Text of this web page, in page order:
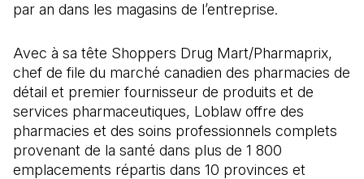
par an dans les magasins de l’entreprise.
Avec à sa tête Shoppers Drug Mart/Pharmaprix,
chef de file du marché canadien des pharmacies de
détail et premier fournisseur de produits et de
services pharmaceutiques, Loblaw offre des
pharmacies et des soins professionnels complets
provenant de la santé dans plus de 1 800
emplacements répartis dans 10 provinces et